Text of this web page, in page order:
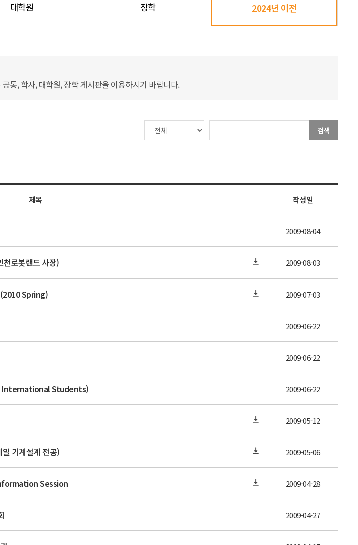
대학원 장학 2024년 이전
통, 학사, 대학원, 장학 게시판을 이용하시기 바랍니다.
검색
제목 작성일
2009-08-04
로봇랜드 사장) 2009-08-03
Spring) 2009-07-03
2009-06-22
2009-06-22
International Students) 2009-06-22
2009-05-12
기계설계 전공) 2009-05-06
Session 2009-04-28
2009-04-27